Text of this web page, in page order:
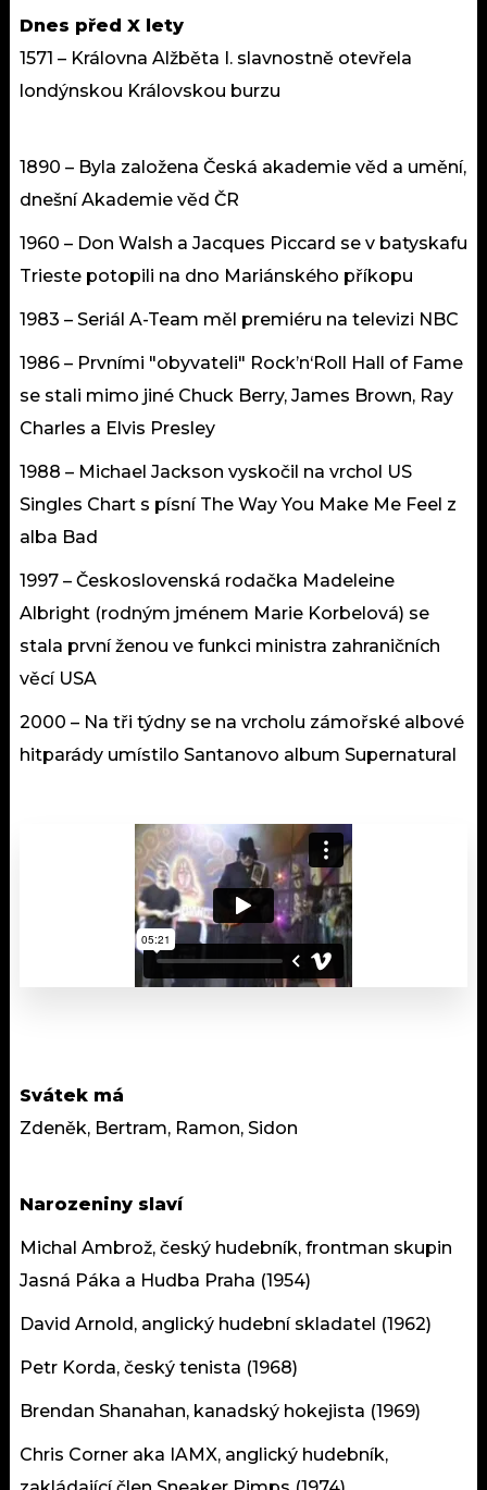
Dnes před X lety
1571 – Královna Alžběta I. slavnostně otevřela
londýnskou Královskou burzu
1890 – Byla založena Česká akademie věd a umění,
dnešní Akademie věd ČR
1960 – Don Walsh a Jacques Piccard se v batyskafu
Trieste potopili na dno Mariánského příkopu
1983 – Seriál A-Team měl premiéru na televizi NBC
1986 – Prvními "obyvateli" Rock’n‘Roll Hall of Fame
se stali mimo jiné Chuck Berry, James Brown, Ray
Charles a Elvis Presley
1988 – Michael Jackson vyskočil na vrchol US
Singles Chart s písní The Way You Make Me Feel z
alba Bad
1997 – Československá rodačka Madeleine
Albright (rodným jménem Marie Korbelová) se
stala první ženou ve funkci ministra zahraničních
věcí USA
2000 – Na tři týdny se na vrcholu zámořské albové
hitparády umístilo Santanovo album Supernatural
Svátek má
Zdeněk, Bertram, Ramon, Sidon
Narozeniny slaví
Michal Ambrož, český hudebník, frontman skupin
Jasná Páka a Hudba Praha (1954)
David Arnold, anglický hudební skladatel (1962)
Petr Korda, český tenista (1968)
Brendan Shanahan, kanadský hokejista (1969)
Chris Corner aka IAMX, anglický hudebník,